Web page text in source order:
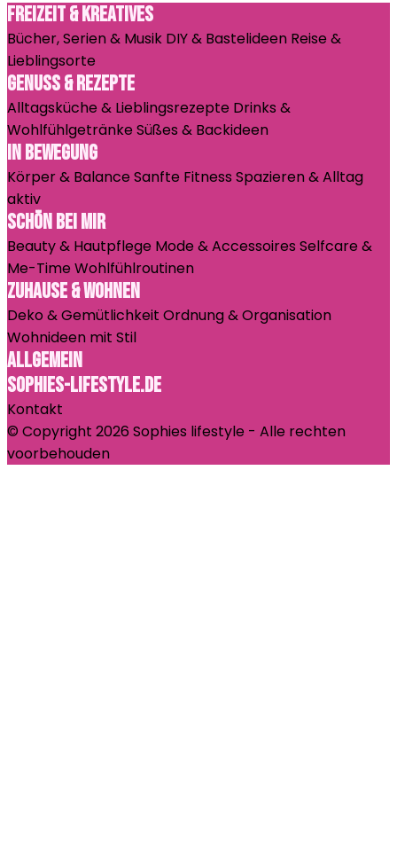
Freizeit & Kreatives
Bücher, Serien & Musik DIY & Bastelideen Reise &
Lieblingsorte
Genuss & Rezepte
Alltagsküche & Lieblingsrezepte Drinks &
WohlfühlgetränkeSüßes & Backideen
In Bewegung
Körper & BalanceSanfte Fitness Spazieren & Alltag
aktiv
Schön bei mir
Beauty & Hautpflege Mode & Accessoires Selfcare &
Me-TimeWohlfühlroutinen
Zuhause & Wohnen
Deko & Gemütlichkeit Ordnung & Organisation
Wohnideen mit Stil
Allgemein
Sophies-lifestyle.de
Kontakt
© Copyright 2026 Sophies lifestyle - Alle rechten
voorbehouden